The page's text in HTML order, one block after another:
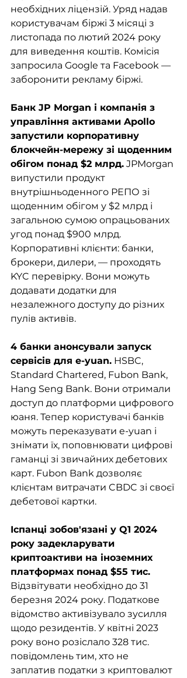
необхідних ліцензій. Уряд надав
користувачам біржі 3 місяці з
листопада по лютий 2024 року
для виведення коштів. Комісія
запросила Google та Facebook —
заборонити рекламу біржі.
Банк JP Morgan і компанія з
управління активами Apollo
запустили корпоративну
блокчейн-мережу зі щоденним
обігом понад $2 млрд. JPMorgan
випустили продукт
внутрішньоденного РЕПО зі
щоденним обігом у $2 млрд і
загальною сумою опрацьованих
угод понад $900 млрд.
Корпоративні клієнти: банки,
брокери, дилери, — проходять
KYC перевірку. Вони можуть
додавати додатки для
незалежного доступу до різних
пулів активів.
4 банки анонсували запуск
сервісів для e-yuan. HSBC,
Standard Chartered, Fubon Bank,
Hang Seng Bank. Вони отримали
доступ до платформи цифрового
юаня. Тепер користувачі банків
можуть переказувати e-yuan і
знімати їх, поповнювати цифрові
гаманці зі звичайних дебетових
карт. Fubon Bank дозволяє
клієнтам витрачати CBDC зі своєї
дебетової картки.
Іспанці зобов'язані у Q1 2024
року задекларувати
криптоактиви на іноземних
платформах понад $55 тис.
Відзвітувати необхідно до 31
березня 2024 року. Податкове
відомство активізувало зусилля
щодо резидентів. У квітні 2023
року воно розіслало 328 тис.
повідомлень тим, хто не
заплатив податки з криптовалют